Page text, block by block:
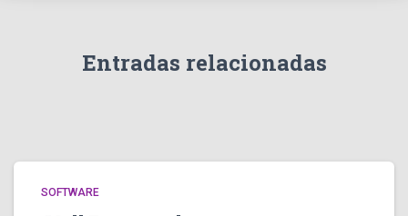
Entradas relacionadas
SOFTWARE